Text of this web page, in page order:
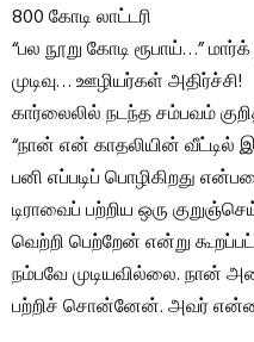
800 கோடி லாட்டரி
“பல நூறு கோடி ரூபாய்…”
முடிவு… ஊழியர்கள் அதிர்ச்சி!
கார்லைலில் நடந்த சம்பவம்
“நான் என் காதலியின் வீட்டில்
பனி எப்படிப் பொழிகிறது
டிராவைப் பற்றிய ஒரு
வெற்றி பெற்றேன் என்று
நம்பவே முடியவில்லை. நான்
பற்றிச் சொன்னேன். அவர்